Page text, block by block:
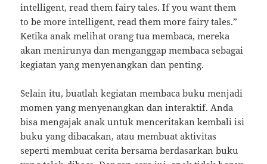
intelligent, read them fairy tales. If you want them
to be more intelligent, read them more fairy tales.”
Ketika anak melihat orang tua membaca, mereka
akan menirunya dan menganggap membaca sebagai
kegiatan yang menyenangkan dan penting.
Selain itu, buatlah kegiatan membaca buku menjadi
momen yang menyenangkan dan interaktif. Anda
bisa mengajak anak untuk menceritakan kembali isi
buku yang dibacakan, atau membuat aktivitas
seperti membuat cerita bersama berdasarkan buku